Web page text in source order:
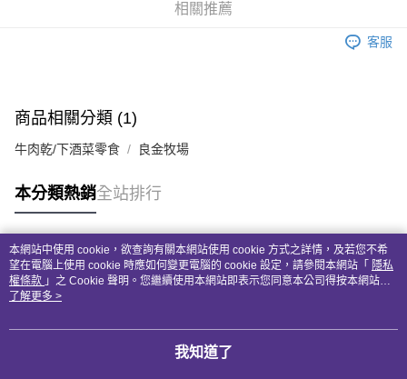
相關說明
【關於「AFTEE先享後付」】
AFTEE先享後付是「在收到商品之後才付款」的支付方式。 讓您購物簡單
２．便利：只要手機號碼，簡訊認證，即可結帳。
３．安心：先確認商品／服務後，再付款。
【「AFTEE先享後付」結帳流程】
１．於結帳方式選擇「AFTEE先享後付」後，將跳轉至「AFTEE先享後付」
結帳頁面，進行簡訊認證並確認金額後，即可完成結帳。
２．訂單成立數日內，您將收到繳費通知簡訊。
購買商品的店家。未經商家同意取消之訂單仍視為有效，需透過AFTEE先享
ATM付款
運送方式
付款後全家取貨
付款後7-11取貨
每筆NT$70
宅配(本島)
相關推薦
客服
商品相關分類 (1)
牛肉乾/下酒菜零食 良金牧場
本分類熱銷全站排行
熱門標籤
本網站中使用 cookie，欲查詢有關本網站使用 cookie 方式之詳情，及若您不希
望在電腦上使用 cookie 時應如何變更電腦的 cookie 設定，請參閱本網站「 隱私
權條款 」之 Cookie 聲明。您繼續使用本網站即表示您同意本公司得按本網站使
用條款之 Cookie 聲明使用 cookie。
了解更多 >
我知道了